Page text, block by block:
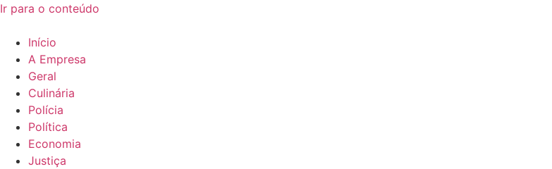
Ir para o conteúdo
Início
A Empresa
Geral
Culinária
Polícia
Política
Economia
Justiça